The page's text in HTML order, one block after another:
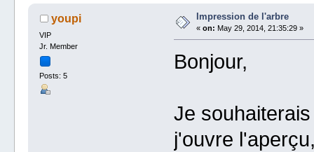
youpi
VIP
Jr. Member
Posts: 5
Impression de l'arbre
«on: May 29, 2014, 21:35:29 »
Bonjour,
Je
j'ouvre